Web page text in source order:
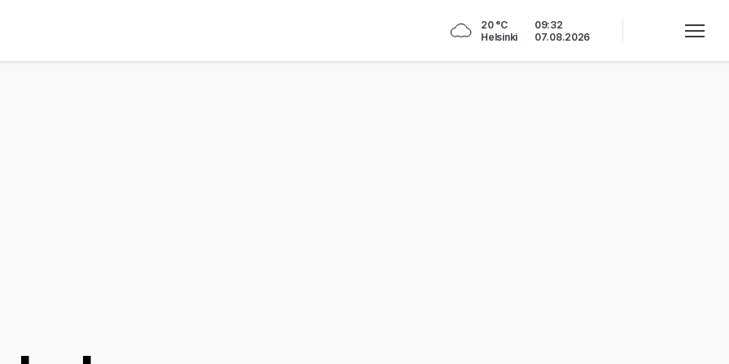
20 °C
Helsinki
09:32
07.08.2026